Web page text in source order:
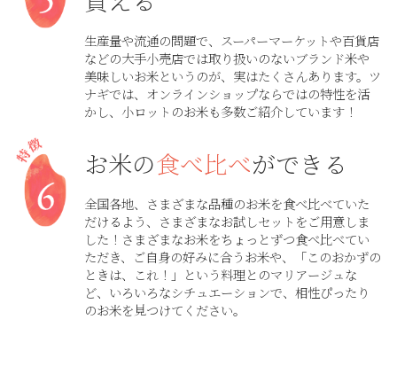
生産量や流通の問題で、スーパーマーケットや百貨店
などの大手小売店では取り扱いのないブランド米や
美味しいお米というのが、実はたくさんあります。ツ
ナギでは、オンラインショップならではの特性を活
かし、小ロットのお米も多数ご紹介しています！
お米の食べ比べができる
全国各地、さまざまな品種のお米を食べ比べていた
だけるよう、さまざまなお試しセットをご用意しま
した！さまざまなお米をちょっとずつ食べ比べてい
ただき、ご自身の好みに合うお米や、「このおかずの
ときは、これ！」という料理とのマリアージュな
ど、いろいろなシチュエーションで、相性ぴったり
のお米を見つけてください。